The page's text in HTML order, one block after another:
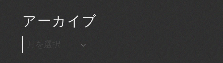
アーカイブ
ア
ー